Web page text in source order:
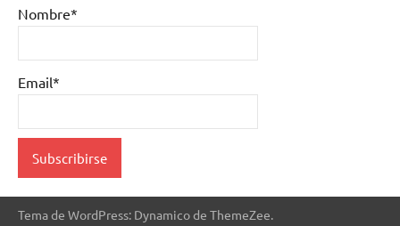
Nombre*
Email*
Tema de WordPress: Dynamico de ThemeZee.